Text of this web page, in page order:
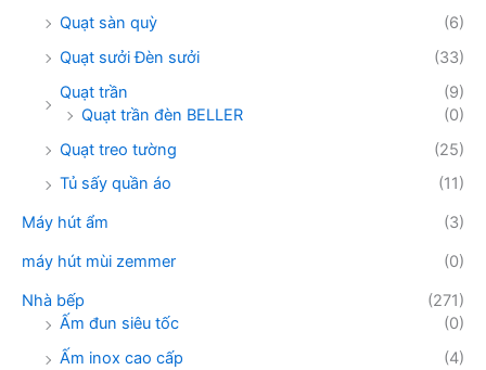
Quạt sàn quỳ
(6)
Quạt sưởi Đèn sưởi
(33)
Quạt trần
(9)
Quạt trần đèn BELLER
(0)
Quạt treo tường
(25)
Tủ sấy quần áo
(11)
Máy hút ẩm
(3)
máy hút mùi zemmer
(0)
Nhà bếp
(271)
Ấm đun siêu tốc
(0)
Ấm inox cao cấp
(4)